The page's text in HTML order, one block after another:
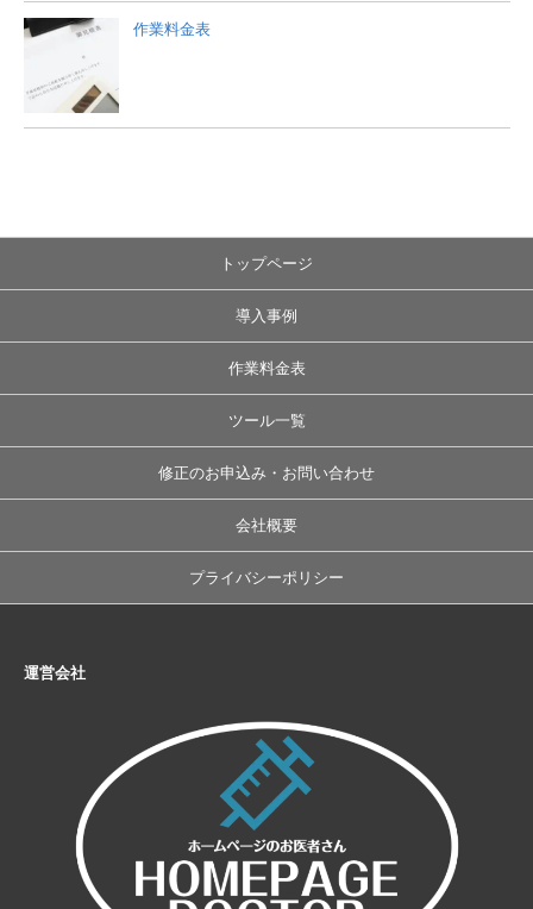
作業料金表
トップページ
導入事例
作業料金表
ツール一覧
修正のお申込み・お問い合わせ
会社概要
プライバシーポリシー
運営会社